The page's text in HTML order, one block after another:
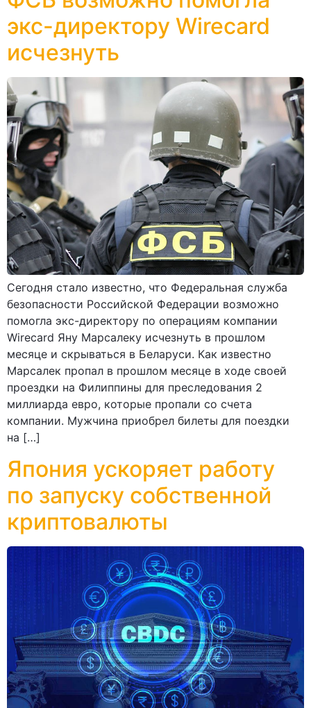
экс-директору Wirecard
исчезнуть
Сегодня стало известно, что Федеральная служба
безопасности Российской Федерации возможно
помогла экс-директору по операциям компании
Wirecard Яну Марсалеку исчезнуть в прошлом
месяце и скрываться в Беларуси. Как известно
Марсалек пропал в прошлом месяце в ходе своей
проездки на Филиппины для преследования 2
миллиарда евро, которые пропали со счета
компании. Мужчина приобрел билеты для поездки
на […]
Япония ускоряет работу
по запуску собственной
криптовалюты